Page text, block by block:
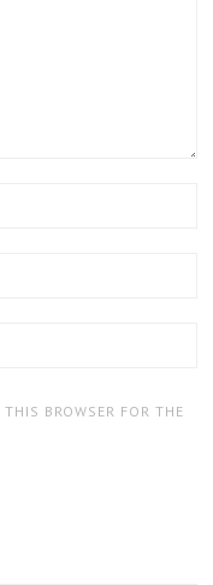
BROWSER FOR THE